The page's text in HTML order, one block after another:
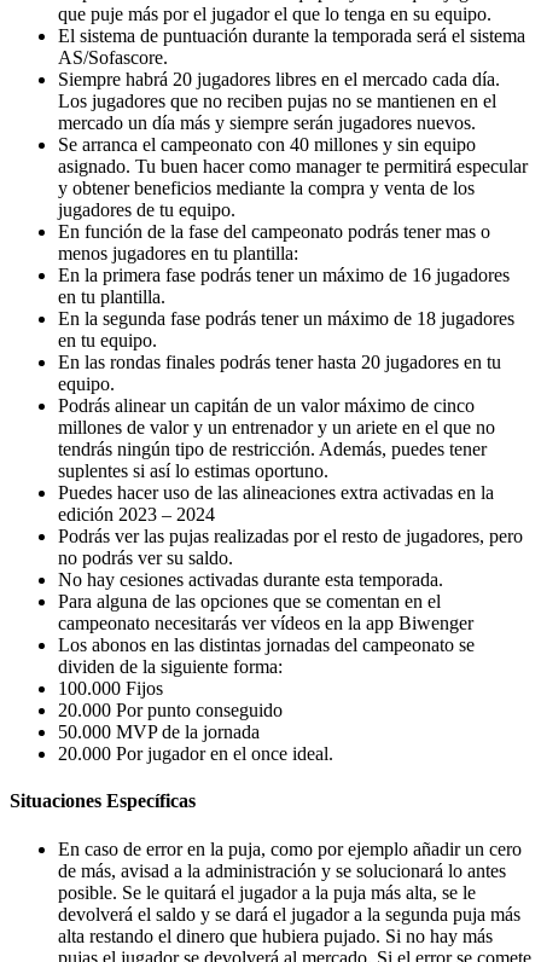
que puje más por el jugador el que lo tenga en su equipo.
El sistema de puntuación durante la temporada será el sistema
AS/Sofascore.
Siempre habrá 20 jugadores libres en el mercado cada día.
Los jugadores que no reciben pujas no se mantienen en el
mercado un día más y siempre serán jugadores nuevos.
Se arranca el campeonato con 40 millones y sin equipo
asignado. Tu buen hacer como manager te permitirá especular
y obtener beneficios mediante la compra y venta de los
jugadores de tu equipo.
En función de la fase del campeonato podrás tener mas o
menos jugadores en tu plantilla:
En la primera fase podrás tener un máximo de 16 jugadores
en tu plantilla.
En la segunda fase podrás tener un máximo de 18 jugadores
en tu equipo.
En las rondas finales podrás tener hasta 20 jugadores en tu
equipo.
Podrás alinear un capitán de un valor máximo de cinco
millones de valor y un entrenador y un ariete en el que no
tendrás ningún tipo de restricción. Además, puedes tener
suplentes si así lo estimas oportuno.
Puedes hacer uso de las alineaciones extra activadas en la
edición 2023 – 2024
Podrás ver las pujas realizadas por el resto de jugadores, pero
no podrás ver su saldo.
No hay cesiones activadas durante esta temporada.
Para alguna de las opciones que se comentan en el
campeonato necesitarás ver vídeos en la app Biwenger
Los abonos en las distintas jornadas del campeonato se
dividen de la siguiente forma:
100.000 Fijos
20.000 Por punto conseguido
50.000 MVP de la jornada
20.000 Por jugador en el once ideal.
Situaciones Específicas
En caso de error en la puja, como por ejemplo añadir un cero
de más, avisad a la administración y se solucionará lo antes
posible. Se le quitará el jugador a la puja más alta, se le
devolverá el saldo y se dará el jugador a la segunda puja más
alta restando el dinero que hubiera pujado. Si no hay más
pujas el jugador se devolverá al mercado. Si el error se comete